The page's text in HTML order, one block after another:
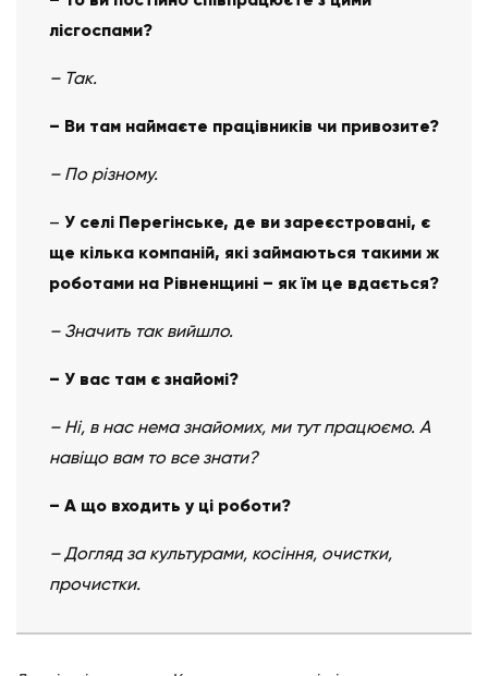
лісгоспами?
– Так.
– Ви там наймаєте працівників чи привозите?
– По різному.
– У селі Перегінське, де ви зареєстровані, є
ще кілька компаній, які займаються такими ж
роботами на Рівненщині – як їм це вдається?
– Значить так вийшло.
– У вас там є знайомі?
– Ні, в нас нема знайомих, ми тут працюємо. А
навіщо вам то все знати?
– А що входить у ці роботи?
– Догляд за культурами, косіння, очистки,
прочистки.